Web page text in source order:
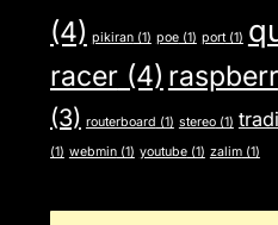
(4) pikiran(1) poe(1) port(1)
racer(4)
(3) routerboard (1) stereo(1)
(1) webmin(1) youtube(1) zalim(1)